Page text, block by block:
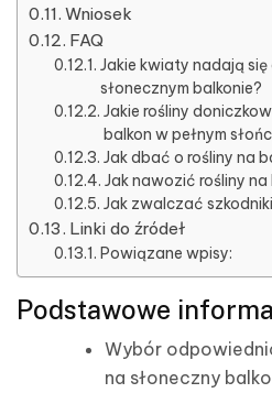
Wniosek
FAQ
Jakie kwiaty nadają
słonecznym balkonie?
Jakie rośliny
balkon w pełnym
Jak dbać o rośliny na
Jak nawozić rośliny na
Jak zwalczać
Linki do źródeł
Powiązane wpisy:
Podstawowe
Wybór
na słoneczny